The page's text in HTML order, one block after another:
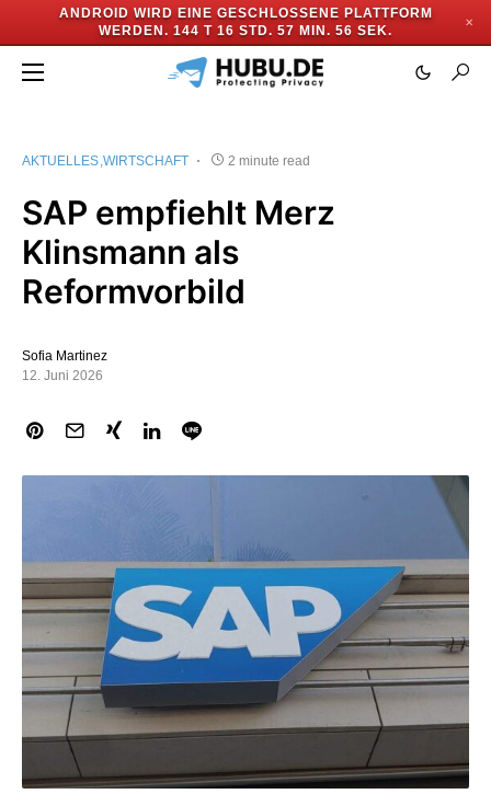
ANDROID WIRD EINE GESCHLOSSENE PLATTFORM
WERDEN. 144 T 16 STD. 57 MIN. 56 SEK.
✕
AKTUELLES WIRTSCHAFT 2 minute read
SAP empfiehlt Merz
Klinsmann als
Reformvorbild
Sofia Martinez
12. Juni 2026